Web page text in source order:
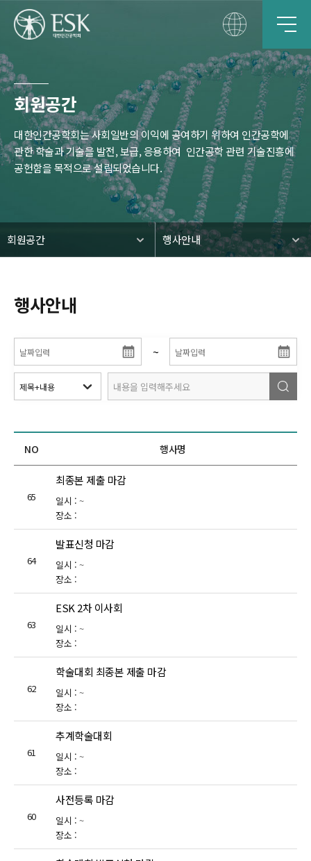
회원공간
대한인간공학회는 사회일반의 이익에 공여하기 위하여 인간공학에
관한 학술과 기술을 발전, 보급, 응용하여 인간공학 관련 기술진흥에
공헌함을 목적으로 설립되었습니다.
회원공간 행사안내
행사안내
~
NO 행사명
65
최종본 제출 마감
일시 : ~
장소 :
64
발표신청 마감
일시 : ~
장소 :
63
ESK 2차 이사회
일시 : ~
장소 :
62
학술대회 최종본 제출 마감
일시 : ~
장소 :
61
추계학술대회
일시 : ~
장소 :
60
사전등록 마감
일시 : ~
장소 :